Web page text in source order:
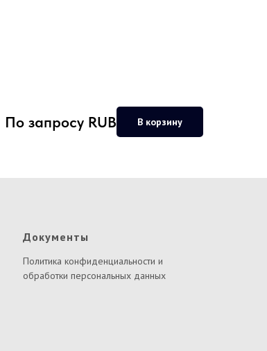
По запросу RUB В корзину
Документы
Политика конфиденциальности и
обработки персональных данных